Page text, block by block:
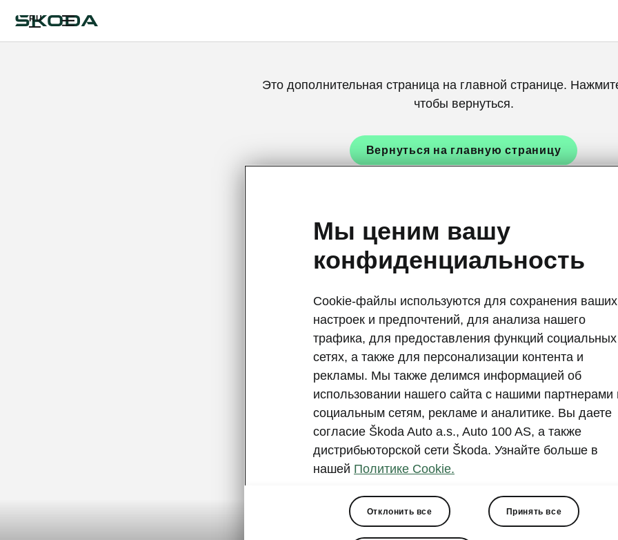
RU
Это дополнительная страница на главной странице.
чтобы вернуться.
Вернуться на главную страницу
Мы ценим вашу
конфиденциальность
Cookie-файлы используются для сохранения ваших
настроек и предпочтений, для анализа нашего
трафика, для предоставления функций социальных
сетях, а также для персонализации контента и
рекламы. Мы также делимся информацией об
использовании нашего сайта с нашими партнерами
социальным сетям, рекламе и аналитике. Вы даете
согласие Škoda Auto a.s., Auto 100 AS, а также
дистрибьюторской сети Škoda. Узнайте больше в
нашей Политике Cookie.
Отклонить все Принять все